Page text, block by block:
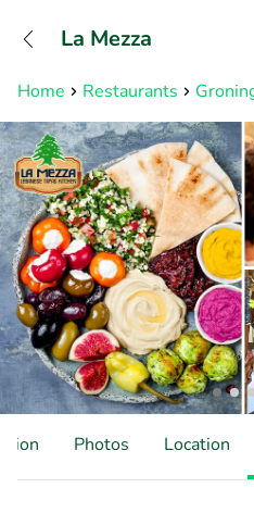
Home Restaurants
La Mezza
Photos Location